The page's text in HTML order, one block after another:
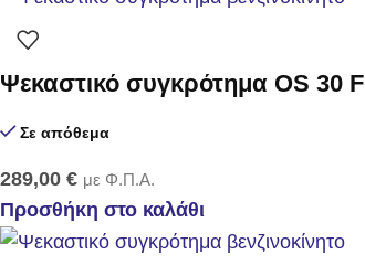
Ψεκαστικό συγκρότημα OS 30 F
Σε απόθεμα
289,00 € με Φ.Π.Α.
Προσθήκη στο καλάθι